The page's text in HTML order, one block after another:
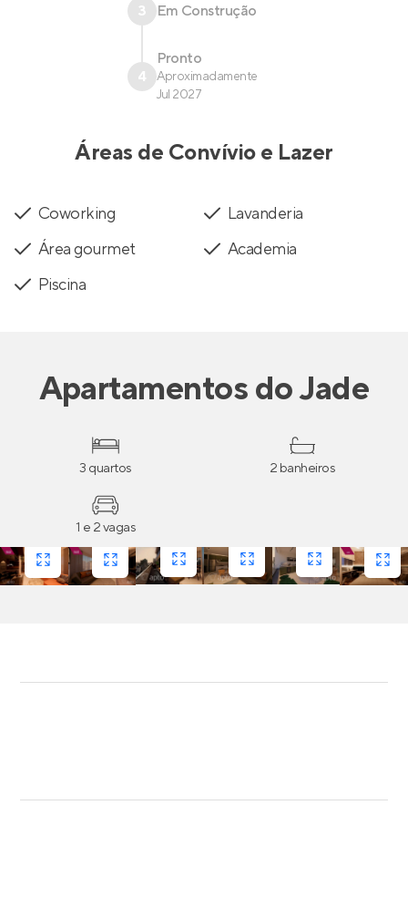
3 Em Construção
4
Pronto
Aproximadamente
Jul 2027
Áreas de Convívio e Lazer
Coworking
Lavanderia
Área gourmet
Academia
Piscina
ApartamentosdoJade
3 quartos 2 banheiros
1 e 2 vagas